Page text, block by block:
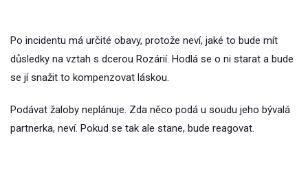
Po incidentu má určité obavy, protože neví, jaké to bude mít
důsledky na vztah s dcerou Rozárií. Hodlá se o ni starat a bude
se jí snažit to kompenzovat láskou.
Podávat žaloby neplánuje. Zda něco podá u soudu jeho bývalá
partnerka, neví. Pokud se tak ale stane, bude reagovat.